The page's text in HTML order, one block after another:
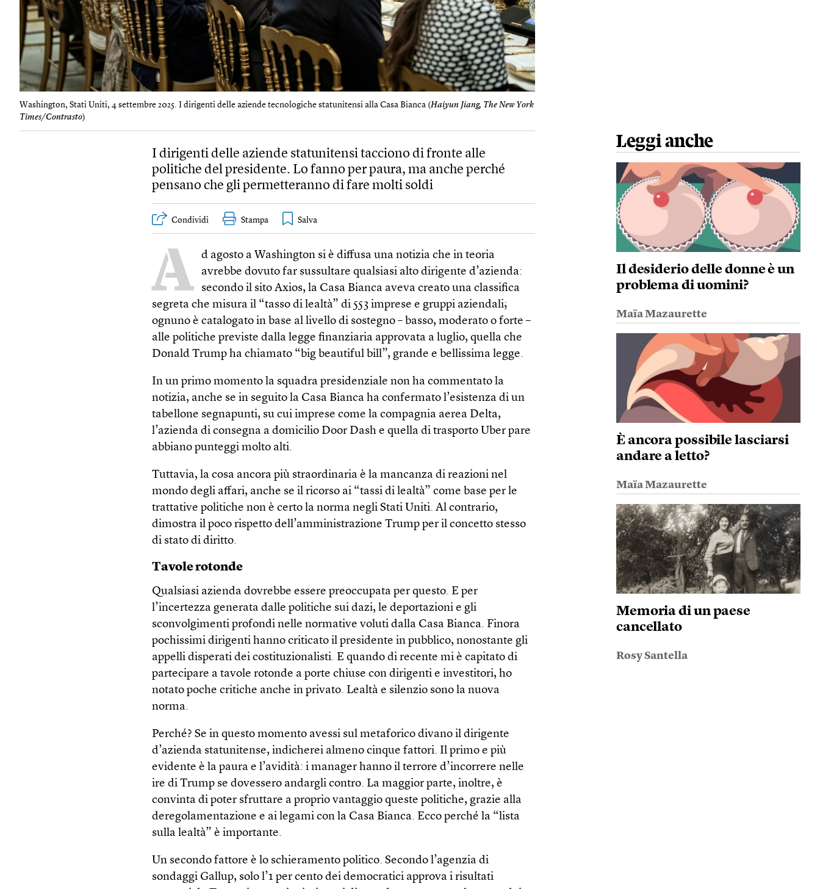
Washington, Stati Uniti, 4 settembre 2025. I dirigenti delle aziende tecnologiche statunitensi alla Casa Bianca (Haiyun Jiang, The New York
Times/Contrasto)
I dirigenti delle aziende statunitensi tacciono di fronte alle
politiche del presidente. Lo fanno per paura, ma anche perché
pensano che gli permetteranno di fare molti soldi
Condividi Stampa
A
d agosto a Washington si è diffusa una notizia che in teoria
avrebbe dovuto far sussultare qualsiasi alto dirigente d’azienda:
secondo il sito Axios, la Casa Bianca aveva creato una classifica
segreta che misura il “tasso di lealtà” di 553 imprese e gruppi aziendali;
ognuno è catalogato in base al livello di sostegno – basso, moderato o forte –
alle politiche previste dalla legge finanziaria approvata a luglio, quella che
Donald Trump ha chiamato “big beautiful bill”, grande e bellissima legge.
In un primo momento la squadra presidenziale non ha commentato la
notizia, anche se in seguito la Casa Bianca ha confermato l’esistenza di un
tabellone segnapunti, su cui imprese come la compagnia aerea Delta,
l’azienda di consegna a domicilio Door Dash e quella di trasporto Uber pare
abbiano punteggi molto alti.
Tuttavia, la cosa ancora più straordinaria è la mancanza di reazioni nel
mondo degli affari, anche se il ricorso ai “tassi di lealtà” come base per le
trattative politiche non è certo la norma negli Stati Uniti. Al contrario,
dimostra il poco rispetto dell’amministrazione Trump per il concetto stesso
di stato di diritto.
Tavole rotonde
Qualsiasi azienda dovrebbe essere preoccupata per questo. E per
l’incertezza generata dalle politiche sui dazi, le deportazioni e gli
sconvolgimenti profondi nelle normative voluti dalla Casa Bianca. Finora
pochissimi dirigenti hanno criticato il presidente in pubblico, nonostante gli
appelli disperati dei costituzionalisti. E quando di recente mi è capitato di
partecipare a tavole rotonde a porte chiuse con dirigenti e investitori, ho
notato poche critiche anche in privato. Lealtà e silenzio sono la nuova
norma.
Perché? Se in questo momento avessi sul metaforico divano il dirigente
d’azienda statunitense, indicherei almeno cinque fattori. Il primo e più
evidente è la paura e l’avidità: i manager hanno il terrore d’incorrere nelle
ire di Trump se dovessero andargli contro. La maggior parte, inoltre, è
convinta di poter sfruttare a proprio vantaggio queste politiche, grazie alla
deregolamentazione e ai legami con la Casa Bianca. Ecco perché la “lista
sulla lealtà” è importante.
Un secondo fattore è lo schieramento politico. Secondo l’agenzia di
sondaggi Gallup, solo l’1 per cento dei democratici approva i risultati
Leggi anche
Il desiderio delle donne è un
problema di uomini?
Maïa Mazaurette
È ancora possibile lasciarsi
andare a letto?
Maïa Mazaurette
Memoria di un paese
cancellato
Rosy Santella